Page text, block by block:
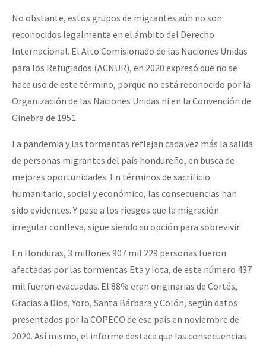
No obstante, estos grupos de migrantes aún no son
reconocidos legalmente en el ámbito del Derecho
Internacional. El Alto Comisionado de las Naciones Unidas
para los Refugiados (ACNUR), en 2020 expresó que no se
hace uso de este término, porque no está reconocido por la
Organización de las Naciones Unidas ni en la Convención de
Ginebra de 1951.
La pandemia y las tormentas reflejan cada vez más la salida
de personas migrantes del país hondureño, en busca de
mejores oportunidades. En términos de sacrificio
humanitario, social y económico, las consecuencias han
sido evidentes. Y pese a los riesgos que la migración
irregular conlleva, sigue siendo su opción para sobrevivir.
En Honduras, 3 millones 907 mil 229 personas fueron
afectadas por las tormentas Eta y Iota, de este número 437
mil fueron evacuadas. El 88% eran originarias de Cortés,
Gracias a Dios, Yoro, Santa Bárbara y Colón, según datos
presentados por la COPECO de ese país en noviembre de
2020. Así mismo, el informe destaca que las consecuencias